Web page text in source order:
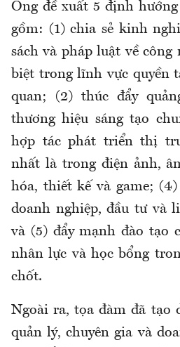
Ông đề xuất 5 định
gồm: (1) chia sẻ kinh
sách và pháp luật về công
biệt trong lĩnh vực quyền
quan; (2) thúc đẩy
thương hiệu sáng tạo
hợp tác phát triển thị
nhất là trong điện ảnh,
hóa, thiết kế và game;
doanh nghiệp, đầu tư và
và (5) đẩy mạnh đào tạo
nhân lực và học bổng
chốt.
Ngoài ra, tọa đàm đã tạo
quản lý, chuyên gia và